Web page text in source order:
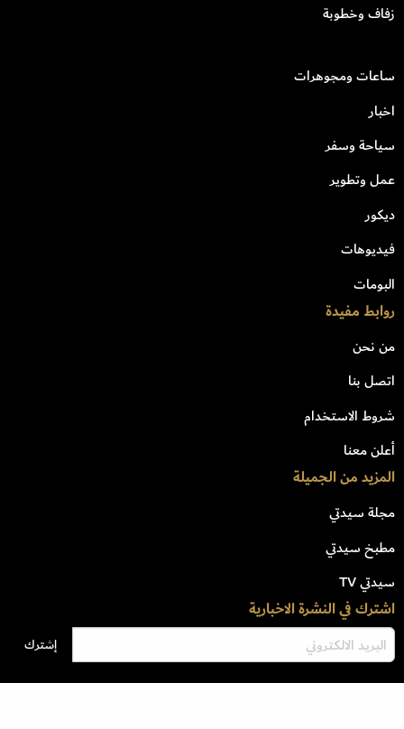
زفاف وخطوبة
ساعات ومجوهرات
اخبار
سياحة وسفر
عمل وتطوير
ديكور
فيديوهات
البومات
روابط مفيدة
من نحن
اتصل بنا
شروط الاستخدام
أعلن معنا
المزيد من الجميلة
مجلة سيدتي
مطبخ سيدتي
سيدتي TV
اشترك في النشرة الاخبارية